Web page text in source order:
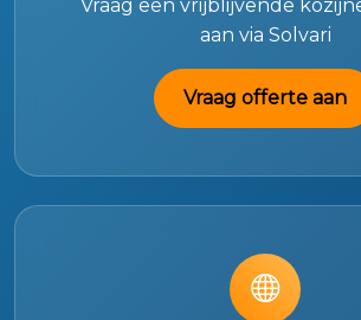
Vraag een vrijblijvende
aan via Solvari
Vraag offerte aan